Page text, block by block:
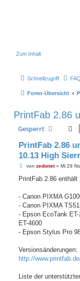
Zum Inhalt
Schnellzugriff FAQ
Foren-Übersicht
PrintFab 2.86
Gesperrt
PrintFab 2.86
10.13 High
B
i
a
von zedonet» Mi 29
PrintFab 2.86
- Canon PIXMA
- Canon PIXMA
- Epson EcoTank
ET-4600
- Epson Stylus Pro
Versionsänderungen:
http://
Liste der